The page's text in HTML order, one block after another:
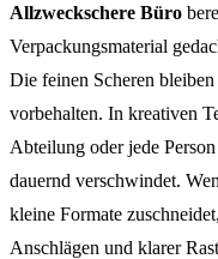
Allzweckschere Büro
Verpackungsmaterial
Die feinen Scheren
vorbehalten. In kreativen
Abteilung oder jede
dauernd verschwindet.
kleine Formate
Anschlägen und klarer